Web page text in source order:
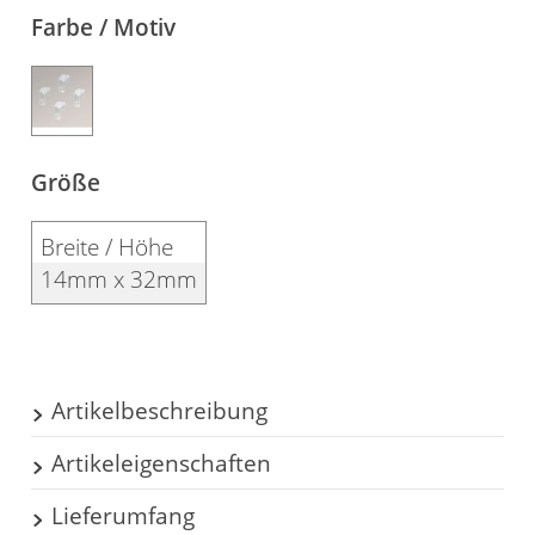
Gardinenstange
Stoffe
Panneaux
Farbe / Motiv
Größe
Breite / Höhe
14mm x 32mm
Artikelbeschreibung
Mit den Clips Smart ist die Montage von
Plissees, ohne Bohren zu müssen, an fast allen
Artikeleigenschaften
Lieferumfang